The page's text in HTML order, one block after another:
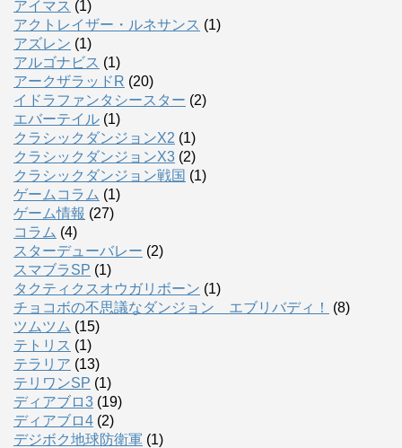
アイマス (1)
アクトレイザー・ルネサンス (1)
アズレン (1)
アルゴナビス (1)
アークザラッドR (20)
イドラファンタシースター (2)
エバーテイル (1)
クラシックダンジョンX2 (1)
クラシックダンジョンX3 (2)
クラシックダンジョン戦国 (1)
ゲームコラム (1)
ゲーム情報 (27)
コラム (4)
スターデューバレー (2)
スマブラSP (1)
タクティクスオウガリボーン (1)
チョコボの不思議なダンジョン エブリバディ！
(8)
ツムツム (15)
テトリス (1)
テラリア (13)
テリワンSP (1)
ディアブロ3 (19)
ディアブロ4 (2)
デジボク地球防衛軍 (1)